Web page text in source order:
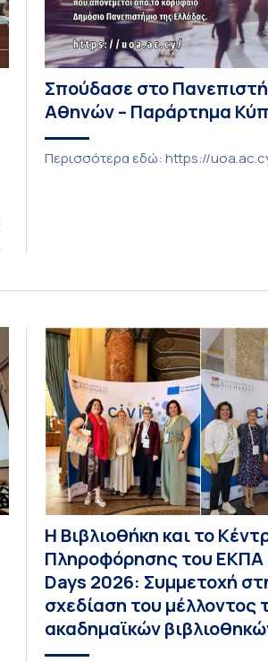
Σπούδασε στο
Αθηνών – Παράρτημα
Περισσότερα εδώ: https://
Η Βιβλιοθήκη και το
Πληροφόρησης του ΕΚΠΑ
Days 2026: Συμμετοχή
σχεδίαση του μέλλοντος
ακαδημαϊκών